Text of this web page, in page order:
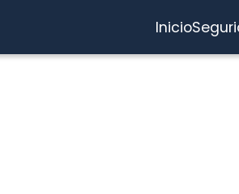
Inicio